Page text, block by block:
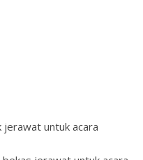
jerawat untuk acara